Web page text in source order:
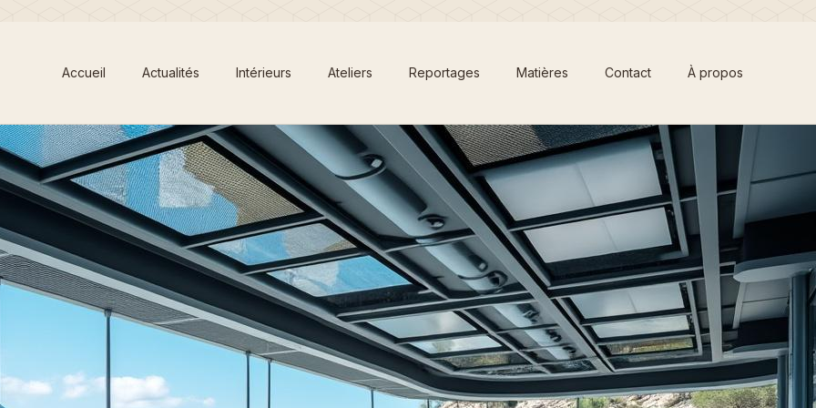
Accueil Actualités Intérieurs Ateliers Reportages Matières Contact À propos